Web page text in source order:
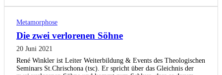
Metamorphose
Die zwei verlorenen Söhne
20 Juni 2021
René Winkler ist Leiter Weiterbildung & Events des Theologischen
Seminars St.Chrischona (tsc). Er spricht über das Gleichnis der